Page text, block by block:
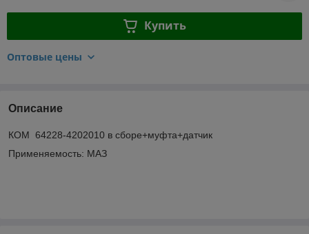
Купить
Оптовые цены
Описание
КОМ 64228-4202010 в сборе+муфта+датчик
Применяемость: МАЗ